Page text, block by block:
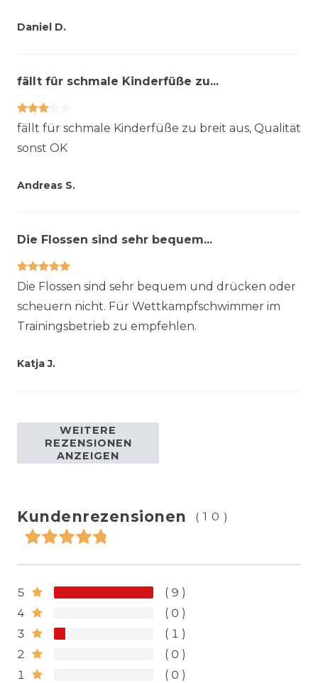
Daniel D.
fällt für schmale Kinderfüße zu...
fällt für schmale Kinderfüße zu breit aus, Qualität
sonst OK
Andreas S.
Die Flossen sind sehr bequem...
Die Flossen sind sehr bequem und drücken oder
scheuern nicht. Für Wettkampfschwimmer im
Trainingsbetrieb zu empfehlen.
Katja J.
WEITERE
REZENSIONEN
ANZEIGEN
Kundenrezensionen (10)
5
9
4
0
3
1
2
0
1
0